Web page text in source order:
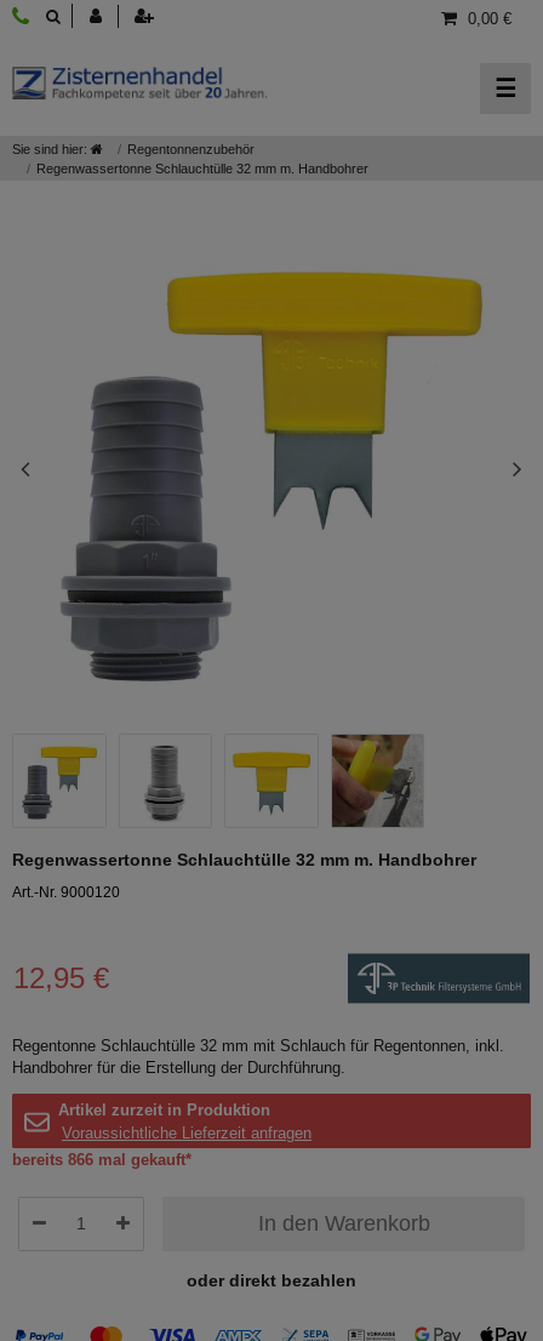
0,00 €
☰
Sie sind hier:
Regentonnenzubehör
Regenwassertonne Schlauchtülle 32 mm m. Handbohrer
Regenwassertonne Schlauchtülle 32 mm m. Handbohrer
Art.-Nr. 9000120
12,95 €
Regentonne Schlauchtülle 32 mm mit Schlauch für Regentonnen, inkl.
Handbohrer für die Erstellung der Durchführung.
Artikel zurzeit in Produktion
Voraussichtliche Lieferzeit anfragen
bereits 866 mal gekauft*
In den Warenkorb
oder direkt bezahlen